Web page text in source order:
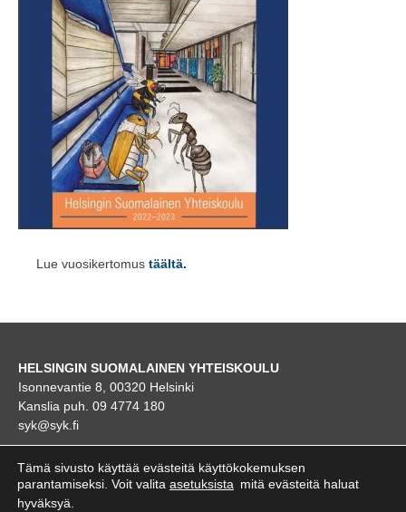
Lue vuosikertomus täältä.
HELSINGIN SUOMALAINEN YHTEISKOULU
Isonnevantie 8, 00320 Helsinki
Kanslia puh. 09 4774 180
syk@syk.fi
Tämä sivusto käyttää evästeitä käyttökokemuksen
parantamiseksi. Voit valita asetuksista mitä evästeitä haluat
hyväksyä.